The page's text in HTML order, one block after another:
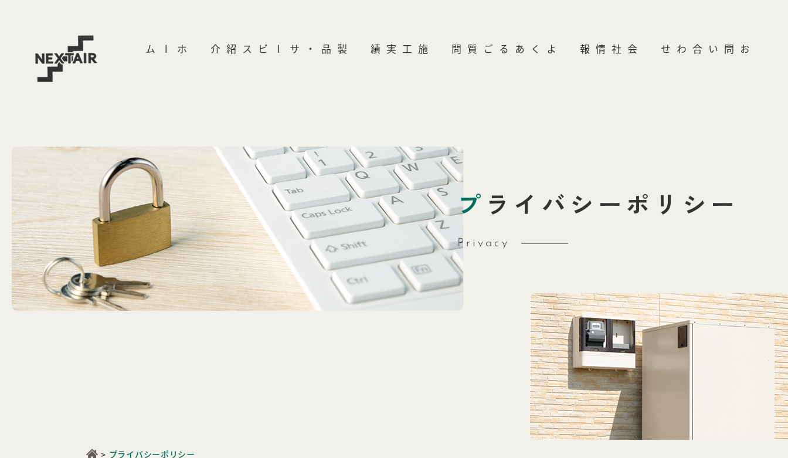
ホーム 製品・サービス紹介 施工実績 よくあるご質問 会社情報 お問い合わせ
プ ライバシーポリシー
Privacy
プライバシーポリシー